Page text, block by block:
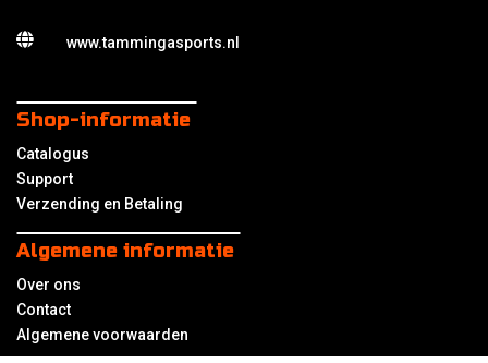
www.tammingasports.nl
Shop-informatie
Catalogus
Support
Verzending en Betaling
Algemene informatie
Over ons
Contact
Algemene voorwaarden